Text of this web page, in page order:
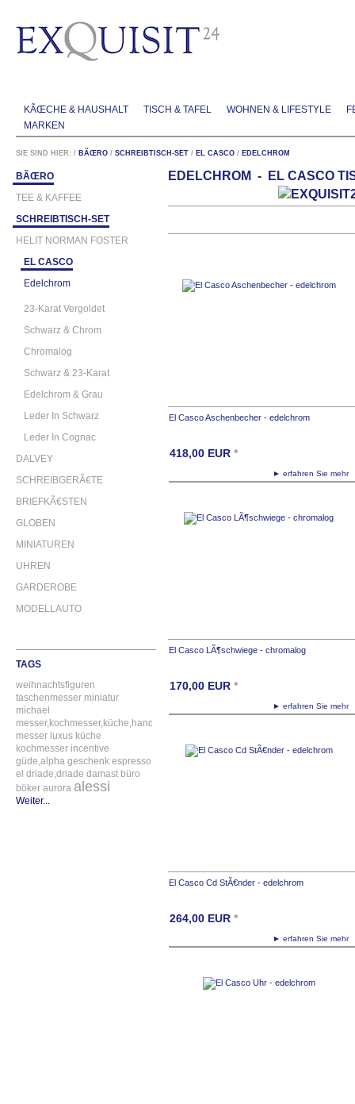
KÃŒCHE & HAUSHALT TISCH & TAFEL WOHNEN & LIFESTYLE
MARKEN
SIE SIND HIER: / BÃŒRO / SCHREIBTISCH-SET / EL CASCO / EDELCHROM
BÃŒRO
TEE & KAFFEE
SCHREIBTISCH-SET
HELIT NORMAN FOSTER
EL CASCO
Edelchrom
23-Karat Vergoldet
Schwarz & Chrom
Chromalog
Schwarz & 23-Karat
Edelchrom & Grau
Leder In Schwarz
Leder In Cognac
DALVEY
SCHREIBGERÃ€TE
BRIEFKÃ€STEN
GLOBEN
MINIATUREN
UHREN
GARDEROBE
MODELLAUTO
TAGS
weihnachtsfiguren
taschenmesser miniatur
michael
messer,kochmesser,küche,handgefertigt
messer luxus küche
kochmesser incentive
güde,alpha geschenk espresso
el driade,driade damast büro
böker aurora alessi
Weiter...
EDELCHROM - EL CASCO
El Casco Aschenbecher - edelchrom
► erfahren Sie
418,00 EUR *
El Casco LÃ¶schwiege - chromalog
► erfahren Sie
170,00 EUR *
El Casco Cd StÃ€nder - edelchrom
► erfahren Sie
264,00 EUR *